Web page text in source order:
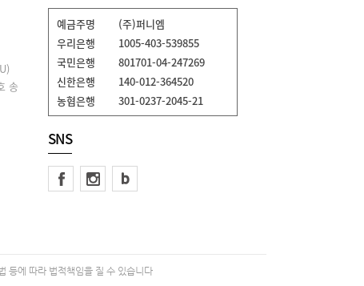
송
예금주명
(주)퍼니엠
우리은행
1005-403-539855
국민은행
801701-04-247269
신한은행
140-012-364520
농협은행
301-0237-2045-21
SNS
등에 따라 법적책임을 질 수 있습니다